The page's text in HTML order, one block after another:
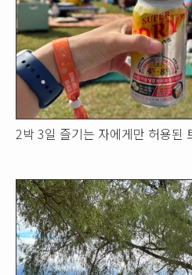
2박 3일 즐기는 자에게만 허용된